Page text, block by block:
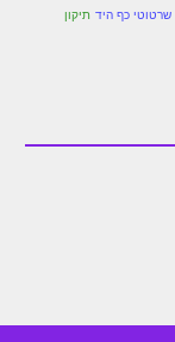
שרטוטי כף היד תיקון